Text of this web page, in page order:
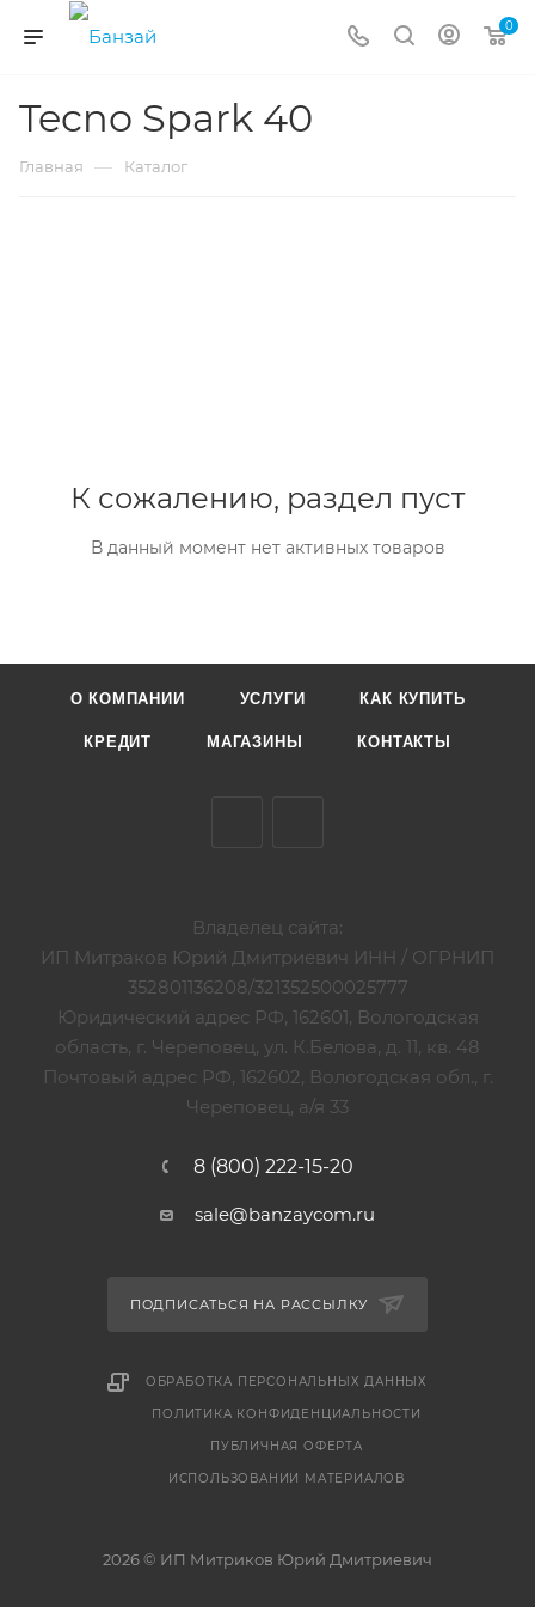
0
Tecno Spark 40
Главная — Каталог
К сожалению, раздел пуст
В данный момент нет активных товаров
О КОМПАНИИ УСЛУГИ КАК КУПИТЬ
КРЕДИТ МАГАЗИНЫ КОНТАКТЫ
Владелец сайта:
ИП Митраков Юрий Дмитриевич ИНН / ОГРНИП
352801136208/321352500025777
Юридический адрес РФ, 162601, Вологодская
область, г. Череповец, ул. К.Белова, д. 11, кв. 48
Почтовый адрес РФ, 162602, Вологодская обл., г.
Череповец, а/я 33
8 (800) 222-15-20
sale@banzaycom.ru
ПОДПИСАТЬСЯ НА РАССЫЛКУ
ОБРАБОТКА ПЕРСОНАЛЬНЫХ ДАННЫХ
ПОЛИТИКА КОНФИДЕНЦИАЛЬНОСТИ
ПУБЛИЧНАЯ ОФЕРТА
ИСПОЛЬЗОВАНИИ МАТЕРИАЛОВ
2026 © ИП Митриков Юрий Дмитриевич